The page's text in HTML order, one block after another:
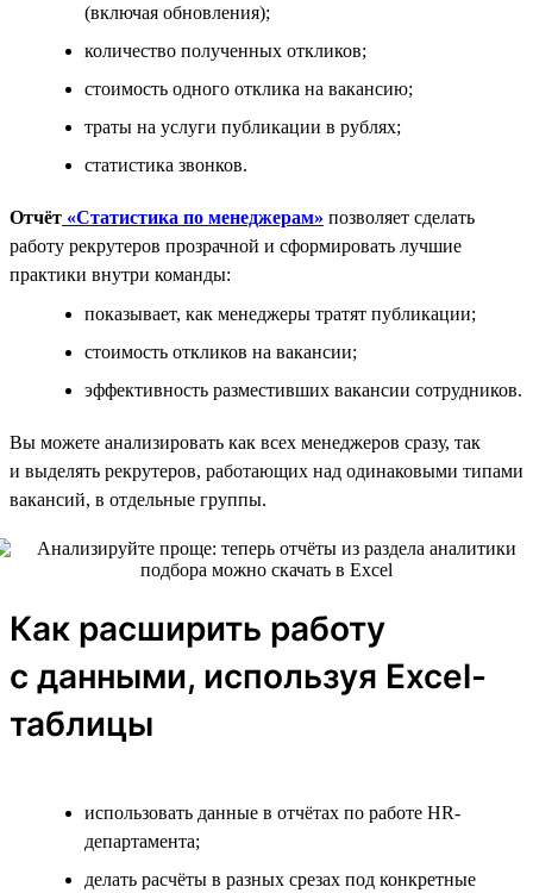
(включая обновления);
количество полученных откликов;
стоимость одного отклика на вакансию;
траты на услуги публикации в рублях;
статистика звонков.
Отчёт «Статистика по менеджерам» позволяет сделать
работу рекрутеров прозрачной и сформировать лучшие
практики внутри команды:
показывает, как менеджеры тратят публикации;
стоимость откликов на вакансии;
эффективность разместивших вакансии сотрудников.
Вы можете анализировать как всех менеджеров сразу, так
и выделять рекрутеров, работающих над одинаковыми типами
вакансий, в отдельные группы.
Как расширить работу
с данными, используя Excel-
таблицы
использовать данные в отчётах по работе HR-
департамента;
делать расчёты в разных срезах под конкретные